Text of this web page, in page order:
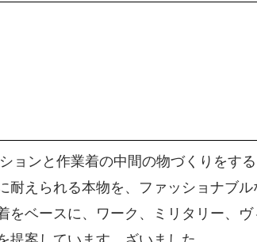
ョンと作業着の中間の物づくりをす
耐えられる本物を、ファッショナブ
をベースに、ワーク、ミリタリー、